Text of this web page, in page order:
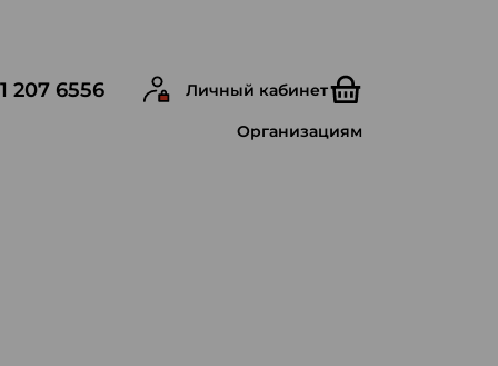
207 6556 Личный кабинет
Организациям